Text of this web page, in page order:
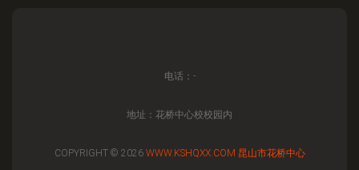
电话：-
地址：花桥中心校校园内
COPYRIGHT © 2026 WWW.KSHQXX.COM 昆山市花桥中心